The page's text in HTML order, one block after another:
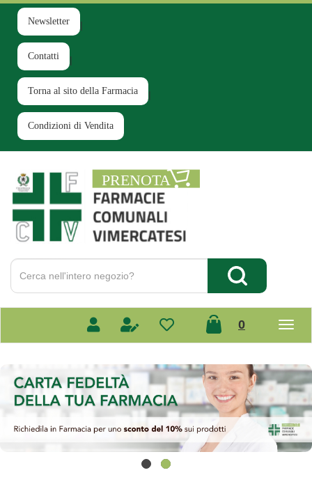
Passa
contenuto
principale
Newsletter
Contatti
Torna al sito della Farmacia
Condizioni di Vendita
Farmacia
Comunale
Cerca
Prodotto
Cerca Prodotto
0prodotti